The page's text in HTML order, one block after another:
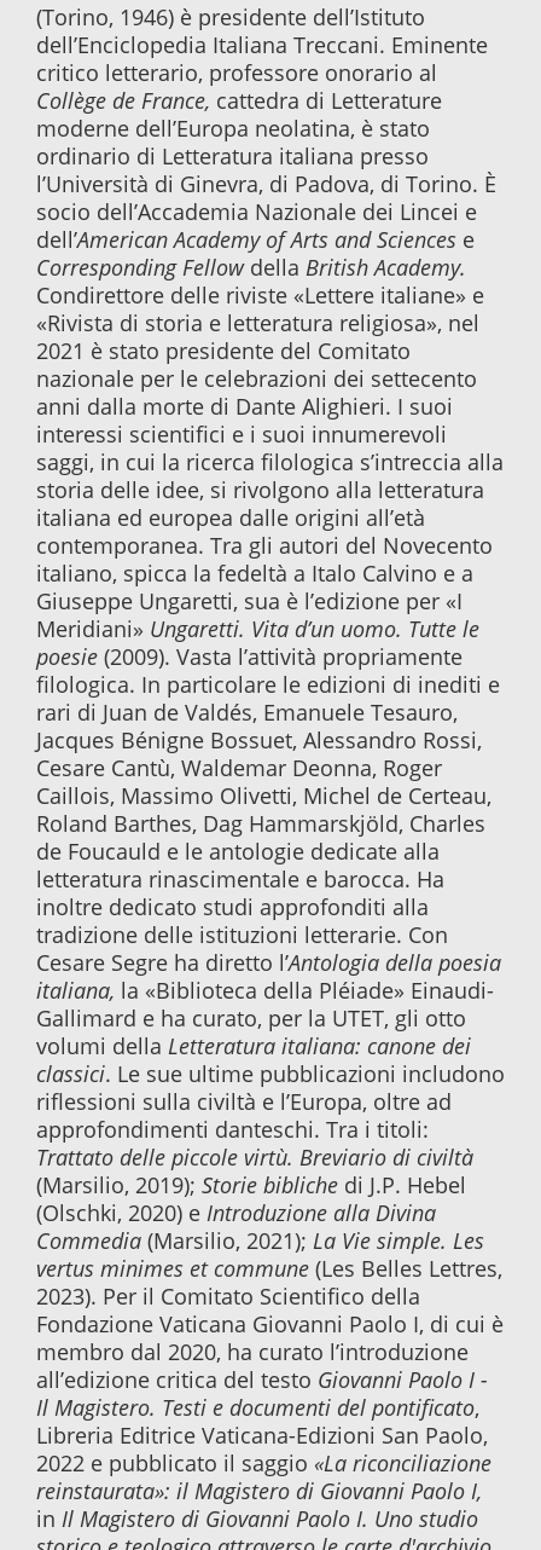
(Torino, 1946) è presidente dell’Istituto
dell’Enciclopedia Italiana Treccani. Eminente
critico letterario, professore onorario al
Collège de France, cattedra di Letterature
moderne dell’Europa neolatina, è stato
ordinario di Letteratura italiana presso
l’Università di Ginevra, di Padova, di Torino. È
socio dell’Accademia Nazionale dei Lincei e
dell’American Academy of Arts and Sciences e
Corresponding Fellow della British Academy.
Condirettore delle riviste «Lettere italiane» e
«Rivista di storia e letteratura religiosa», nel
2021 è stato presidente del Comitato
nazionale per le celebrazioni dei settecento
anni dalla morte di Dante Alighieri. I suoi
interessi scientifici e i suoi innumerevoli
saggi, in cui la ricerca filologica s’intreccia alla
storia delle idee, si rivolgono alla letteratura
italiana ed europea dalle origini all’età
contemporanea. Tra gli autori del Novecento
italiano, spicca la fedeltà a Italo Calvino e a
Giuseppe Ungaretti, sua è l’edizione per «I
Meridiani» Ungaretti. Vita d’un uomo. Tutte le
poesie (2009). Vasta l’attività propriamente
filologica. In particolare le edizioni di inediti e
rari di Juan de Valdés, Emanuele Tesauro,
Jacques Bénigne Bossuet, Alessandro Rossi,
Cesare Cantù, Waldemar Deonna, Roger
Caillois, Massimo Olivetti, Michel de Certeau,
Roland Barthes, Dag Hammarskjöld, Charles
de Foucauld e le antologie dedicate alla
letteratura rinascimentale e barocca. Ha
inoltre dedicato studi approfonditi alla
tradizione delle istituzioni letterarie. Con
Cesare Segre ha diretto l’Antologia della poesia
italiana, la «Biblioteca della Pléiade» Einaudi-
Gallimard e ha curato, per la UTET, gli otto
volumi della Letteratura italiana: canone dei
classici. Le sue ultime pubblicazioni includono
riflessioni sulla civiltà e l’Europa, oltre ad
approfondimenti danteschi. Tra i titoli:
Trattato delle piccole virtù. Breviario di civiltà
(Marsilio, 2019); Storie bibliche di J.P. Hebel
(Olschki, 2020) e Introduzione alla Divina
Commedia (Marsilio, 2021); La Vie simple. Les
vertus minimes et commune (Les Belles Lettres,
2023). Per il Comitato Scientifico della
Fondazione Vaticana Giovanni Paolo I, di cui è
membro dal 2020, ha curato l’introduzione
all’edizione critica del testo Giovanni Paolo I -
Il Magistero. Testi e documenti del pontificato,
Libreria Editrice Vaticana-Edizioni San Paolo,
2022 e pubblicato il saggio «La riconciliazione
reinstaurata»: il Magistero di Giovanni Paolo I,
in Il Magistero di Giovanni Paolo I. Uno studio